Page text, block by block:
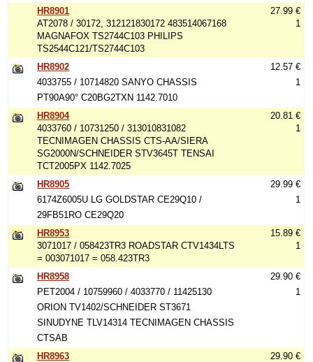
HR8901
AT2078 / 30172, 312121830172 483514067168
MAGNAFOX TS2744C103 PHILIPS
TS2544C121/TS2744C103
27.99 €
1
HR8902
4033755 / 10714820 SANYO CHASSIS
PT90A90° C20BG2TXN 1142.7010
12.57 €
1
HR8904
4033760 / 10731250 / 313010831082
TECNIMAGEN CHASSIS CTS-AA/SIERA
SG2000N/SCHNEIDER STV3645T TENSAI
TCT2005PX 1142.7025
20.81 €
1
HR8905
6174Z6005U LG GOLDSTAR CE29Q10 /
29FB51RO CE29Q20
29.99 €
1
HR8953
3071017 / 058423TR3 ROADSTAR CTV1434LTS
= 003071017 = 058.423TR3
15.89 €
1
HR8958
PET2004 / 10759960 / 4033770 / 11425130
ORION TV1402/SCHNEIDER ST3671
SINUDYNE TLV14314 TECNIMAGEN CHASSIS
CTSAB
29.90 €
1
HR8963
29.90 €